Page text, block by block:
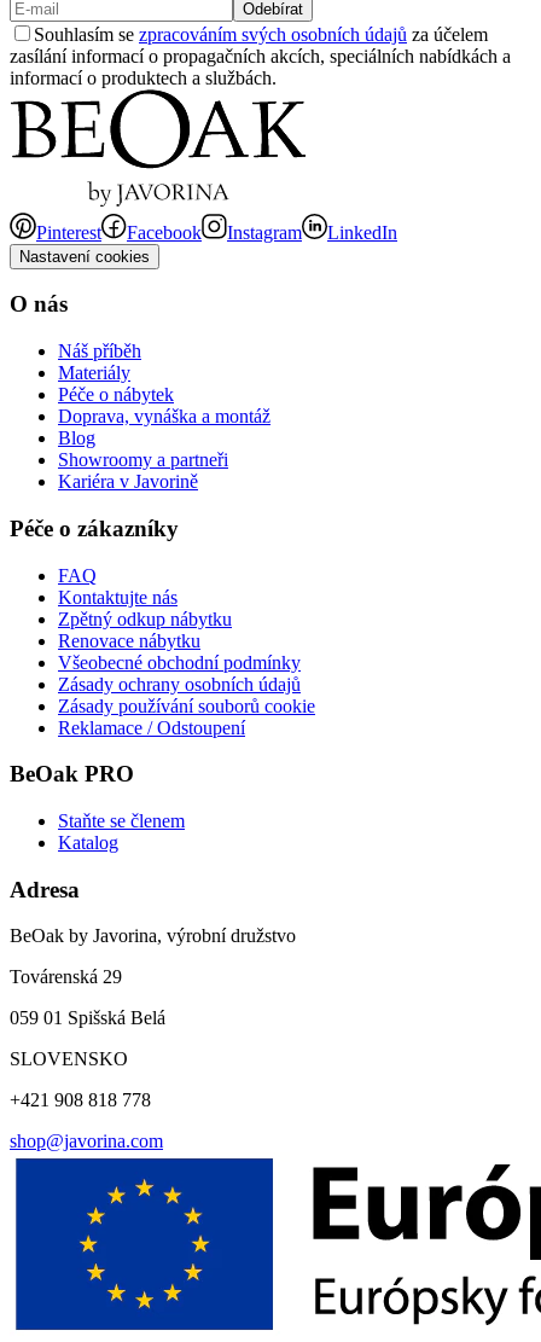
Odebírat
Souhlasím se zpracováním svých osobních údajů za účelem
zasílání informací o propagačních akcích, speciálních nabídkách a
informací o produktech a službách.
Pinterest Facebook Instagram LinkedIn
Nastavení cookies
O nás
Náš příběh
Materiály
Péče o nábytek
Doprava, vynáška a montáž
Blog
Showroomy a partneři
Kariéra v Javorině
Péče o zákazníky
FAQ
Kontaktujte nás
Zpětný odkup nábytku
Renovace nábytku
Všeobecné obchodní podmínky
Zásady ochrany osobních údajů
Zásady používání souborů cookie
Reklamace / Odstoupení
BeOak PRO
Staňte se členem
Katalog
Adresa
BeOak by Javorina, výrobní družstvo
Továrenská 29
059 01 Spišská Belá
SLOVENSKO
+421 908 818 778
shop@javorina.com